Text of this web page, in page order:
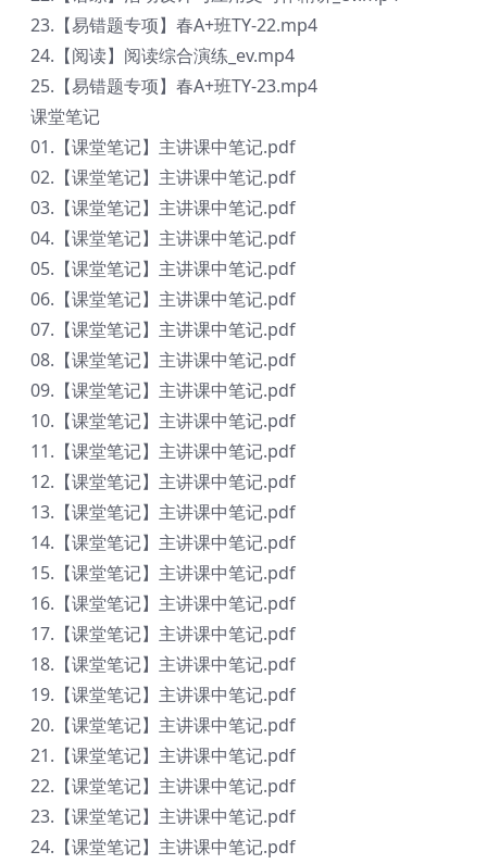
23.【易错题专项】春A+班TY-22.mp4
24.【阅读】阅读综合演练_ev.mp4
25.【易错题专项】春A+班TY-23.mp4
课堂笔记
01.【课堂笔记】主讲课中笔记.pdf
02.【课堂笔记】主讲课中笔记.pdf
03.【课堂笔记】主讲课中笔记.pdf
04.【课堂笔记】主讲课中笔记.pdf
05.【课堂笔记】主讲课中笔记.pdf
06.【课堂笔记】主讲课中笔记.pdf
07.【课堂笔记】主讲课中笔记.pdf
08.【课堂笔记】主讲课中笔记.pdf
09.【课堂笔记】主讲课中笔记.pdf
10.【课堂笔记】主讲课中笔记.pdf
11.【课堂笔记】主讲课中笔记.pdf
12.【课堂笔记】主讲课中笔记.pdf
13.【课堂笔记】主讲课中笔记.pdf
14.【课堂笔记】主讲课中笔记.pdf
15.【课堂笔记】主讲课中笔记.pdf
16.【课堂笔记】主讲课中笔记.pdf
17.【课堂笔记】主讲课中笔记.pdf
18.【课堂笔记】主讲课中笔记.pdf
19.【课堂笔记】主讲课中笔记.pdf
20.【课堂笔记】主讲课中笔记.pdf
21.【课堂笔记】主讲课中笔记.pdf
22.【课堂笔记】主讲课中笔记.pdf
23.【课堂笔记】主讲课中笔记.pdf
24.【课堂笔记】主讲课中笔记.pdf